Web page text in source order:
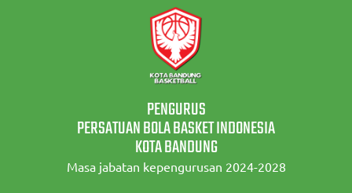
PENGURUS
PERSATUAN BOLA BASKET INDONESIA
KOTA BANDUNG
Masa jabatan kepengurusan 2024-2028